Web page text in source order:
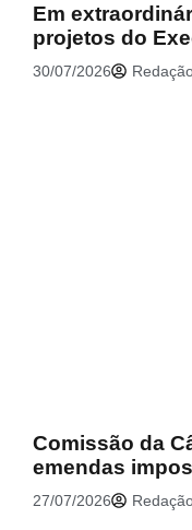
Em
projetos do
30/07/2026
Comissão da
emendas
27/07/2026